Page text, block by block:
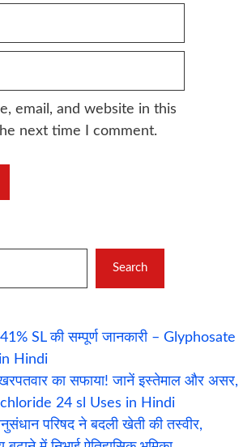
email, and website in this
next time I comment.
Search
SL की सम्पूर्ण जानकारी – Glyphosate
Hindi
का सफाया! जानें इस्तेमाल और असर,
24 sl Uses in Hindi
परिषद ने बदली खेती की तस्वीर,